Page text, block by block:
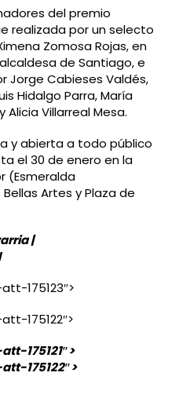
del premio
realizada por un selecto
Zomosa Rojas, en
de Santiago, e
Jorge Cabieses Valdés,
Hidalgo Parra, María
Alicia Villarreal Mesa.
y abierta a todo público
el 30 de enero en la
(Esmeralda
Artes y Plaza de
|
175123″>
175122″>
175121″>
175122″>